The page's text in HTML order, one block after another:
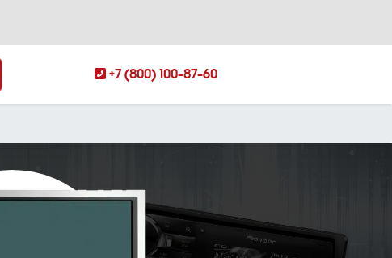
+7 (800) 100-87-60